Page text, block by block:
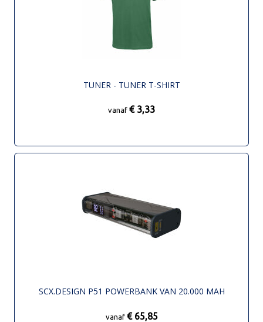
TUNER - TUNER T-SHIRT
vanaf € 3,33
SCX.DESIGN P51 POWERBANK VAN 20.000 MAH
vanaf € 65,85